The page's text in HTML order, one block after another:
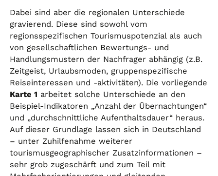
Dabei sind aber die regionalen Unterschiede
gravierend. Diese sind sowohl vom
regionsspezifischen Tourismuspotenzial als auch
von gesellschaftlichen Bewertungs- und
Handlungsmustern der Nachfrager abhängig (z.B.
Zeitgeist, Urlaubsmoden, gruppenspezifische
Reiseinteressen und -aktivitäten). Die vorliegende
Karte 1 arbeitet solche Unterschiede an den
Beispiel-Indikatoren „Anzahl der Übernachtungen“
und „durchschnittliche Aufenthaltsdauer“ heraus.
Auf dieser Grundlage lassen sich in Deutschland
– unter Zuhilfenahme weiterer
tourismusgeographischer Zusatzinformationen –
sehr grob zugeschärft und zum Teil mit